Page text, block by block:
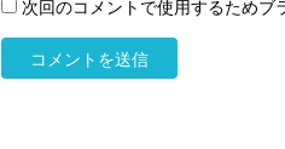
次回のコメントで使用するためブ